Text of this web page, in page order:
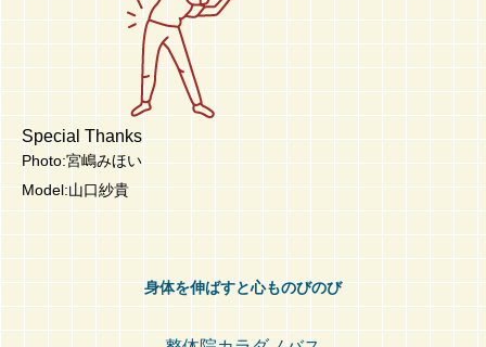
Special Thanks
Photo:宮嶋みほい
Model:山口紗貴
身体を伸ばすと心ものびのび